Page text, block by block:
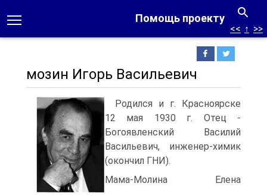
Помощь проекту
<< ↑ >>
мозин Игорь Васильевич
Родился и г. Красноярске
12 мая 1930 г. Отец -
Богоявленский Василий
Васильевич, инженер-химик
(окончил ГНИ).
Мама-Молина Елена